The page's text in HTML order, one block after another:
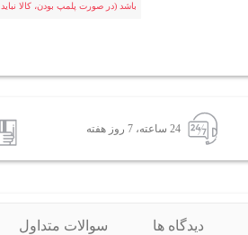
باشد (در صورت پلمپ بودن، کالا
24 ساعته، 7 روز هفته
دیدگاه ها سوالات متداول